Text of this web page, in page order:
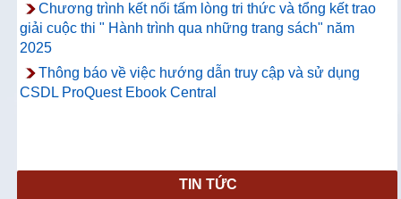
Chương trình kết nối tấm lòng tri thức và tổng kết trao
giải cuộc thi " Hành trình qua những trang sách" năm
2025
Thông báo về việc hướng dẫn truy cập và sử dụng
CSDL ProQuest Ebook Central
TIN TỨC